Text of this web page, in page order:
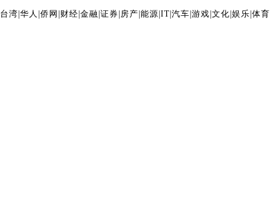
台湾 华人 侨网 财经 金融 证券 房产 能源 IT| 汽车 游戏 文化 娱乐 体育